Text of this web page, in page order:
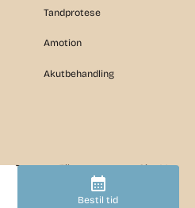
Bestil tid
Tandprotese
Amotion
Akutbehandling
Dragør Tilsynsrapport Site Map